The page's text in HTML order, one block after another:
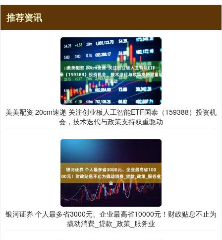
推荐资讯
美美配资 20cm速递 关注创业板人工智能ETF国泰（159388）投资机
会，技术迭代与政策支持双重驱动
银河证券 个人最多省3000元、企业最高省10000元！财政贴息不止为
撬动消费_贷款_政策_服务业